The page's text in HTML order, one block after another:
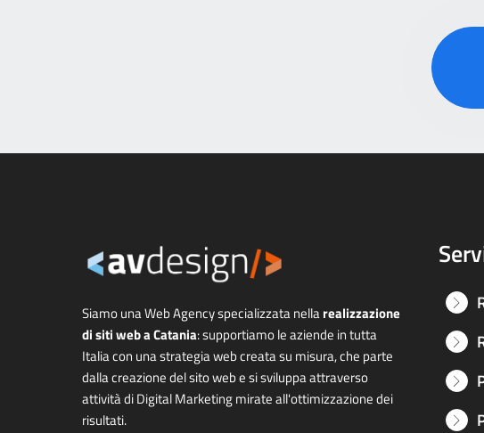
Siamo una Web Agency specializzata nellarealizzazione
di siti web a Catania: supportiamo le aziende in tutta
Italia con una strategia web creata su misura, che parte
dalla creazione del sito web e si sviluppa attraverso
attività di Digital Marketing mirate all'ottimizzazione dei
risultati.